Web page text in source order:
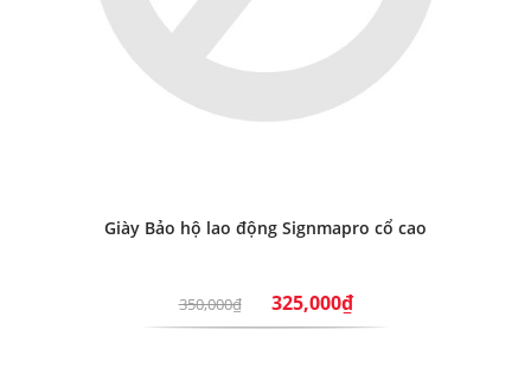
Giày Bảo hộ lao động Signmapro cổ cao
350,000₫ 325,000₫